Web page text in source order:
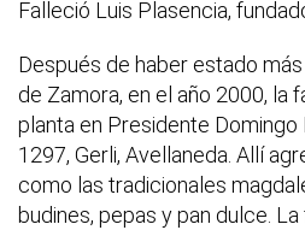
Falleció Luis Plasencia,
Después de haber estado
de Zamora, en el año 2000, la
planta en Presidente Domingo
1297, Gerli, Avellaneda. Allí
como las tradicionales
budines, pepas y pan dulce.